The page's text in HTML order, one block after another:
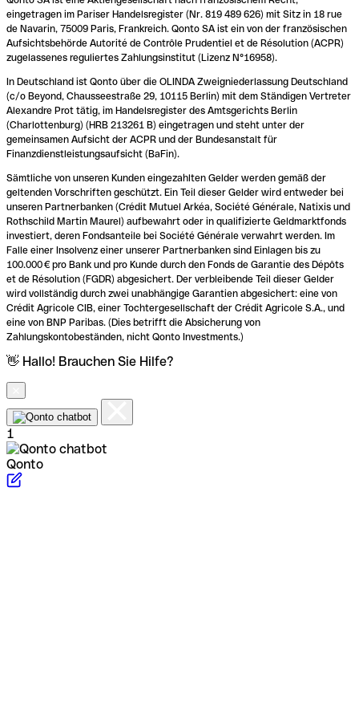
eingetragen im Pariser Handelsregister (Nr. 819 489 626) mit Sitz in 18 rue
de Navarin, 75009 Paris, Frankreich. Qonto SA ist ein von der französischen
Aufsichtsbehörde Autorité de Contrôle Prudentiel et de Résolution (ACPR)
zugelassenes reguliertes Zahlungsinstitut (Lizenz N°16958).
In Deutschland ist Qonto über die OLINDA Zweigniederlassung Deutschland
(c/o Beyond, Chausseestraße 29, 10115 Berlin) mit dem Ständigen Vertreter
Alexandre Prot tätig, im Handelsregister des Amtsgerichts Berlin
(Charlottenburg) (HRB 213261 B) eingetragen und steht unter der
gemeinsamen Aufsicht der ACPR und der Bundesanstalt für
Finanzdienstleistungsaufsicht (BaFin).
Sämtliche von unseren Kunden eingezahlten Gelder werden gemäß der
geltenden Vorschriften geschützt. Ein Teil dieser Gelder wird entweder bei
unseren Partnerbanken (Crédit Mutuel Arkéa, Société Générale, Natixis und
Rothschild Martin Maurel) aufbewahrt oder in qualifizierte Geldmarktfonds
investiert, deren Fondsanteile bei Société Générale verwahrt werden. Im
Falle einer Insolvenz einer unserer Partnerbanken sind Einlagen bis zu
100.000 € pro Bank und pro Kunde durch den Fonds de Garantie des Dépôts
et de Résolution (FGDR) abgesichert. Der verbleibende Teil dieser Gelder
wird vollständig durch zwei unabhängige Garantien abgesichert: eine von
Crédit Agricole CIB, einer Tochtergesellschaft der Crédit Agricole S.A., und
eine von BNP Paribas. (Dies betrifft die Absicherung von
Zahlungskontobeständen, nicht Qonto Investments.)
👋 Hallo! Brauchen Sie Hilfe?
1
Qonto